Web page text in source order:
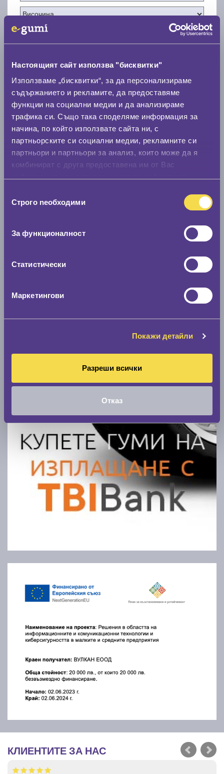
Настоящият сайт използва "бисквитки"
Използваме „бисквитки“, за да персонализираме
съдържанието и рекламите, да предоставяме
функции на социални медии и да анализираме
трафика си. Също така споделяме информация за
начина, по който използвате сайта ни, с
партньорските си социални медии, рекламните си
партньори и партньори за анализ, които може да я
комбинират с друга предоставена им от Вас
наСтрого nеобходими
За функционалност
Статистически
Маркетингови
Покажи детайли
Разреши всички
Отказ
Нов размер
0 мм.
Скоростомер при 100км/ч
0 км/ч
По марка автомобил
Марка
Модел
КЛИЕНТИТЕ ЗА НАС